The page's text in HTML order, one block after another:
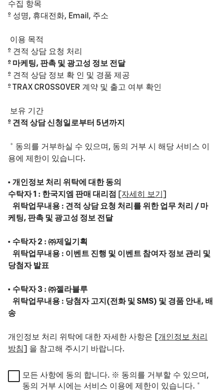
수집 항목​
º 성명, 휴대전화, Email, 주소​
이용 목적
​º 견적 상담 요청 처리​
º 마케팅, 판촉 및 광고성 정보 전달
​º 견적 상담 정보 확 인 및 경품 제공​
º TRAX CROSSOVER 계약 및 출고 여부 확인
보유 기간
º 견적 상담 신청일로부터 5년까지​
* 동의를 거부하실 수 있으며, 동의 거부 시 해당 서비스 이
용에 제한이 있습니다.​
• 개인정보 처리 위탁에 대한 동의
​수탁자 1 : 한국지엠 판매 대리점
[자세히 보기]​
위탁업무내용 : 견적 상담 요청 처리를 위한 업무 처리 / 마
케팅, 판촉 및 광고성 정보 전달​
• 수탁자 2 : ㈜제일기획
위탁업무내용 : 이벤트 진행 및 이벤트 참여자 정보 관리 및
당첨자 발표​
• 수탁자 3 : ㈜젤라블루
위탁업무내용 : 당첨자 고지(전화 및 SMS) 및 경품 안내, 배
송​
​개인정보 처리 위탁에 대한 자세한 사항은
[개인정보 처리
방침]
을 참고해 주시기 바랍니다.
모든 사항에 동의 합니다. ※ 동의를 거부할 수 있으며,
동의 거부 시에는 서비스 이용에 제한이 있습니다.​